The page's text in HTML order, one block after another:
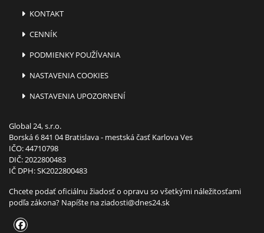
KONTAKT
CENNÍK
PODMIENKY POUŽÍVANIA
NASTAVENIA COOKIES
NASTAVENIA UPOZORNENÍ
Global 24, s.r.o.
Borská 6 841 04 Bratislava - mestská časť Karlova Ves
IČO: 44710798
DIČ: 2022800483
IČ DPH: SK2022800483
Chcete podať oficiálnu žiadosť o opravu so všetkými náležitosťami
podľa zákona? Napíšte naziadosti@dnes24.sk